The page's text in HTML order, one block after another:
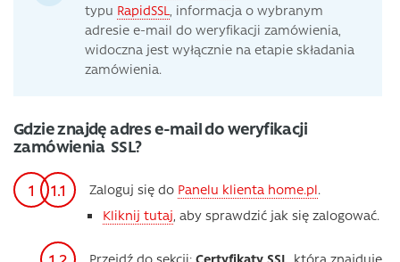
typu RapidSSL , informacja o wybranym
adresie e-mail do weryfikacji zamówienia,
widoczna jest wyłącznie na etapie składania
zamówienia.
Gdzie znajdę adres e-mail do weryfikacji
zamówienia SSL?
Zaloguj się do Panelu klienta home.pl.
Kliknij tutaj , aby sprawdzić jak się zalogować.
Przejdź do sekcji: Certyfikaty SSL, która znajduje